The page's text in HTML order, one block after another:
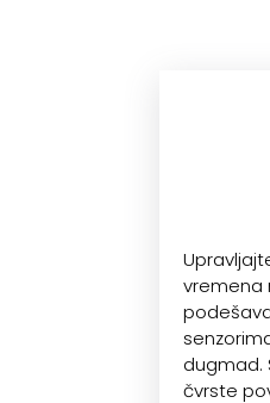
vremena
dugmad.
čvrste